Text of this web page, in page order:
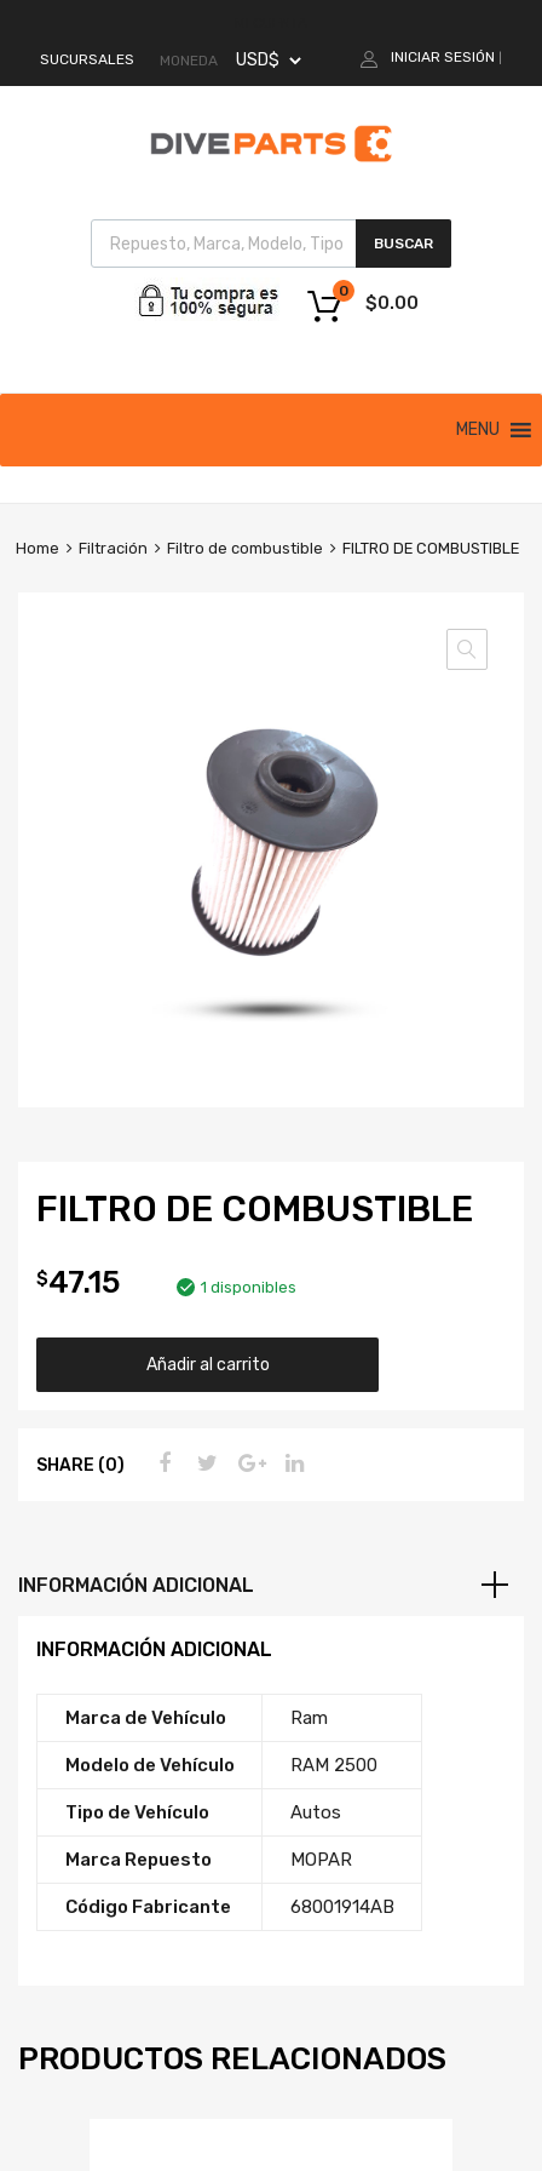
SUCURSALES MONEDA INICIAR SESIÓN
BUSCAR
$0.00
0
MENU
Home Filtración Filtro de combustible FILTRO DE COMBUSTIBLE
FILTRO DE COMBUSTIBLE
$47.15 1 disponibles
Añadir al carrito
SHARE (0)
INFORMACIÓN ADICIONAL
INFORMACIÓN ADICIONAL
Marca de Vehículo Ram
Modelo de Vehículo RAM 2500
Tipo de Vehículo Autos
Marca Repuesto MOPAR
Código Fabricante 68001914AB
PRODUCTOS RELACIONADOS